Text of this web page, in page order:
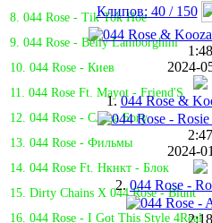
8. 044 Rose - Tik Tok Hoe
9. 044 Rose - Beliy Lamborghini
10. 044 Rose - Киев
11. 044 Rose Ft. Mayot - Friend'S
12. 044 Rose - Слава Богу
13. 044 Rose - Фильмы
14. 044 Rose Ft. Нкнкт - Блок
15. Dirty Chains X 044 Rose - Blunt
16. 044 Rose - I Got This Style 4Real
Клипов: 40 / 150
1:48
2024-
1.044 Rose &
2:47
2024-
2.044 Rose -
2:18